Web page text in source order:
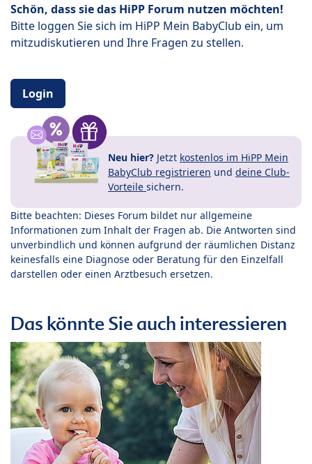
Schön, dass sie das HiPP Forum nutzen möchten!
Bitte loggen Sie sich im HiPP Mein BabyClub ein, um
mitzudiskutieren und Ihre Fragen zu stellen.
Login
Neu hier? Jetzt kostenlos im HiPP Mein
BabyClub registrieren und deine Club-
Vorteile sichern.
Bitte beachten: Dieses Forum bildet nur allgemeine
Informationen zum Inhalt der Fragen ab. Die Antworten sind
unverbindlich und können aufgrund der räumlichen Distanz
keinesfalls eine Diagnose oder Beratung für den Einzelfall
darstellen oder einen Arztbesuch ersetzen.
Das könnte Sie auch interessieren